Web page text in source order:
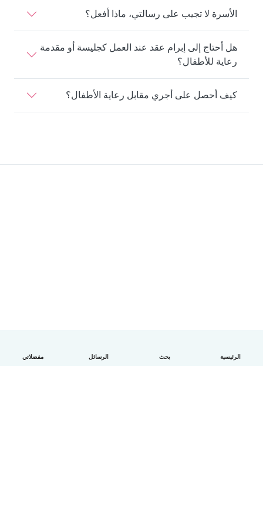
الرئيسية بحث الرسائل مفضلاتي
الأسرة لا تجيب على رسالتي، ماذا أفعل؟
هل أحتاج إلى إبرام عقد عند العمل كجليسة أو مقدمة
رعاية للأطفال؟
كيف أحصل على أجري مقابل رعاية الأطفال؟